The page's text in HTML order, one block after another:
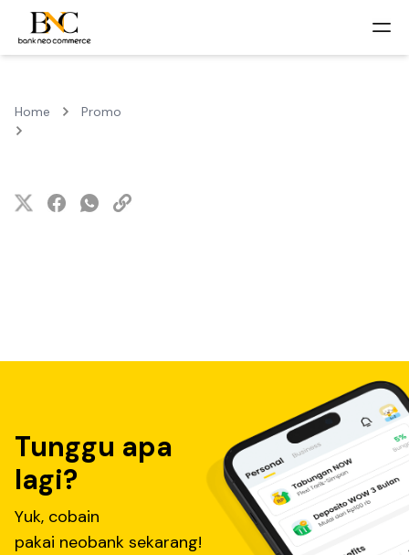
Home Promo
Tunggu apa
lagi?
Yuk, cobain
pakai neobank sekarang!